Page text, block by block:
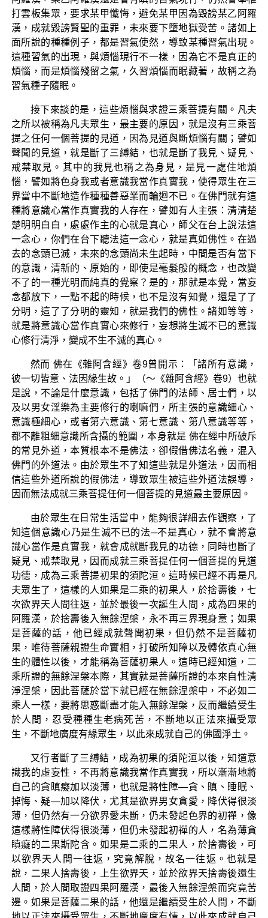
打雲板集眾，要求某甲懺悔，避免某甲因為毀謗某乙阿羅
漢，成就毀謗賢聖的重罪，未來要下墮地獄受苦。諸如上
面所說的種種例子，都是習氣使然，導致某種習氣出現。
這種習氣的出現，與煩惱現行不一樣，因為它不是真正的
煩惱，而是煩惱殘留之氣，久習煩惱而眠藏著，故稱之為
習氣種子隨眠。
接下來談的是，這些煩惱與求證三乘菩提有關。凡夫
之所以被稱為凡夫眾生，最主要的原因，就是沒有三乘菩
提之任何一個菩提的見道，因為見道與斷煩惱有關；譬如
聲聞的見道，就是斷了三縛結，也就是斷了我見、疑見、
戒禁取見。其中的我見也稱之為身見，是見一處住地煩
惱，譬如將色身我或者意識我當作真實我，使得眾生在三
界當中不斷地造作種種善惡業而輪迴不已。在佛門就有這
種將意識心當作真實我的人存在，譬如有人主張：清清楚
楚明明白白，處處作主的心就是真心，師父在台上說法這
一念心，你們在台下聽法這一念心，就是真如佛性。在過
去的念頭已滅，未來的念頭尚未生起時，中間是否有當下
的意識，清新的、原始的，即使是毫髮般的概念，也改變
不了的一種光明而純真的覺察？是的，那就是本覺，當妄
念都放下，一點不起的時候，也不是沒有知覺，還是了了
分明，這了了分明的靈知，就是我們的佛性。諸如等等，
就是將意識心當作真實心來修行，妄想將生滅不已的意識
心修行清淨，變成不生不滅的真心。
然而 佛在《雜阿含經》卷9曾開示：「諸所有意識，
彼一切皆意、法因緣生故。」（～《雜阿含經》卷9）也就
是說，不論是什麼意識，包括了佛門的法師、居士們，以
及以男女淫樂為主要修行的喇嘛們，所主張的意識細心、
意識極細心，或者第六意識、第七意識、第八意識等等，
都不離粗細意識所含攝的範圍，本身就是 佛在經中所破斥
的常見外道，本質根本不是佛法，卻假借佛法名義，混入
佛門的外道法。由於眾生不了知這些就是外道法，因而相
信這些外道所說的假佛法，導致眾生被這些外道法誤導，
因而無法成就三乘菩提任何一個菩提的見道最主要原因。
由於眾生在日常生活當中，能夠很詳細去作觀察，了
知這個意識心乃是生滅不已的法─不是真心，就不會將意
識心當作是真實我，就會成就斷我見的功德，同時也斷了
疑見、戒禁取見，因而成就三乘菩提任何一個菩提的見道
功德，成為三乘菩提初果的須陀洹。這時候已經不再是凡
夫眾生了，這樣的人如果是二乘的初果人，於捨壽後，七
次欲界天人間往返，並於最後一次誕生人間，成為四果的
阿羅漢，於捨壽後入無餘涅槃，永不再三界現身意；如果
是菩薩的話，他已經成就聲聞初果，但仍然不是菩薩初
果，唯待菩薩親證生命實相，打破所知障以及轉依真心無
生的體性以後，才能稱為菩薩初果人。這時已經知道，二
乘所證的無餘涅槃本際，其實就是菩薩所證的本來自性清
淨涅槃，因此菩薩於當下就已經在無餘涅槃中，不必如二
乘人一樣，要將思惑斷盡才能入無餘涅槃，反而繼續受生
於人間，忍受種種生老病死苦，不斷地以正法來攝受眾
生，不斷地廣度有緣眾生，以此來成就自己的佛國淨土。
又行者斷了三縛結，成為初果的須陀洹以後，知道意
識我的虛妄性，不再將意識我當作真實我，所以漸漸地將
自己的貪瞋癡加以淡薄，也就是將性障—貪、瞋、睡眠、
掉悔、疑—加以降伏，尤其是欲界男女貪愛，降伏得很淡
薄，但仍然有一分欲界愛未斷，仍未發起色界的初禪，像
這樣將性障伏得很淡薄，但仍未發起初禪的人，名為薄貪
瞋癡的二果斯陀含。如果是二乘的二果人，於捨壽後，可
以欲界天人間一往返，究竟解脫，故名一往返。也就是
說，二果人捨壽後，上生欲界天，並於欲界天捨壽後還生
人間，於人間取證四果阿羅漢，最後入無餘涅槃而究竟苦
邊。如果是菩薩二果的話，他還是繼續受生於人間，不斷